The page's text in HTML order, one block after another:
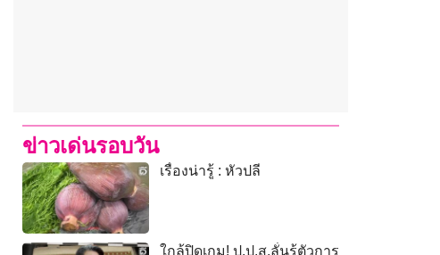
ข่าวเด่นรอบวัน
เรื่องน่ารู้ : หัวปลี
ใกล้ปิดเกม! ป.ป.ส.ลั่นรู้ตัวการ